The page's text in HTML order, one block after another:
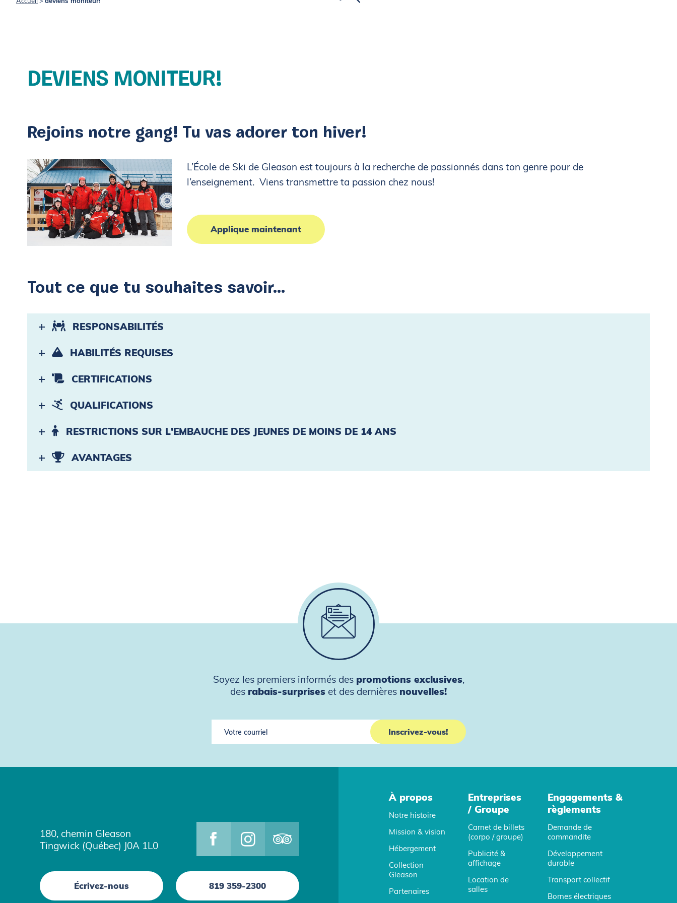
Raquette
DEVIENS MONITEUR!
Rejoins notre gang! Tu vas adorer ton hiver!
L’École de Ski de Gleason est toujours à la recherche de passionnés dans ton genre pour de
l’enseignement. Viens transmettre ta passion chez nous!
Applique maintenant
Tout ce que tu souhaites savoir...
RESPONSABILITÉS
HABILITÉS REQUISES
CERTIFICATIONS
QUALIFICATIONS
RESTRICTIONS SUR L'EMBAUCHE DES JEUNES DE MOINS DE 14 ANS
AVANTAGES
Soyez les premiers informés des promotions exclusives,
des rabais-surprises et des dernières nouvelles!
180, chemin Gleason
Tingwick (Québec) J0A 1L0
Écrivez-nous 819 359-2300
À propos
Notre histoire
Mission & vision
Hébergement
Collection
Gleason
Partenaires
Entreprises
/ Groupe
Carnet de billets
(corpo / groupe)
Publicité &
affichage
Location de
salles
Engagements &
règlements
Demande de
commandite
Développement
durable
Transport collectif
Bornes électriques